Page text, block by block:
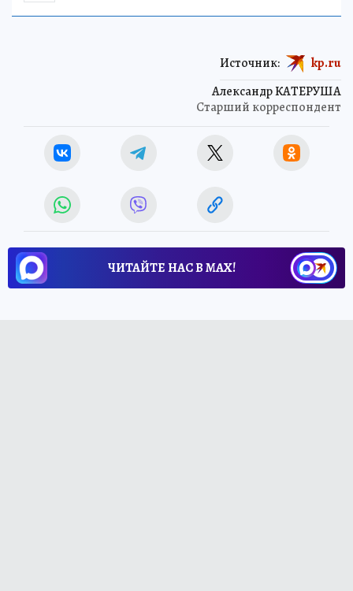
Александр КАТЕРУША
Старший корреспондент
Источник: kp.ru
ЧИТАЙТЕ НАС В МАХ!